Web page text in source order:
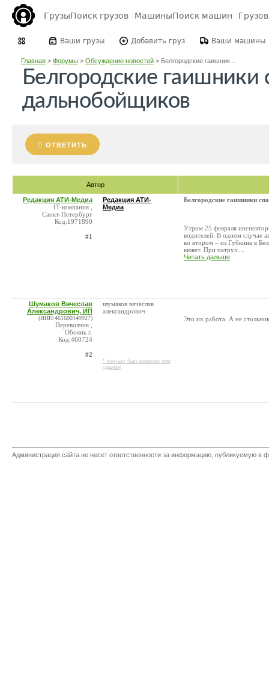
ГрузыПоиск грузов МашиныПоиск машин
Ваши грузы Добавить груз Ваши машины
Главная> Форумы> Обсуждение новостей> Белгородские гаишник...
Белгородские гаишники
дальнобойщиков
ОТВЕТИТЬ
Автор
Редакция АТИ-Медиа
IT-компания ,
Санкт-Петербург
Код:1971890
#1
Редакция АТИ-
Медиа
Белгородские гаишники
Утром 25 февраля
водителей. В одном случае
во втором – из Губкина в
кювет. При патрул ...
Читать дальше
Шумаков Вячеслав
Александрович, ИП
(ИНН:461600149927)
Перевозчик ,
Обоянь г.
Код:460724
#2
шумаков вячеслав
александрович
* контакт был изменен или
удален
Это их работа. А не
Администрация сайта не несет ответственности за информацию, публикуемую